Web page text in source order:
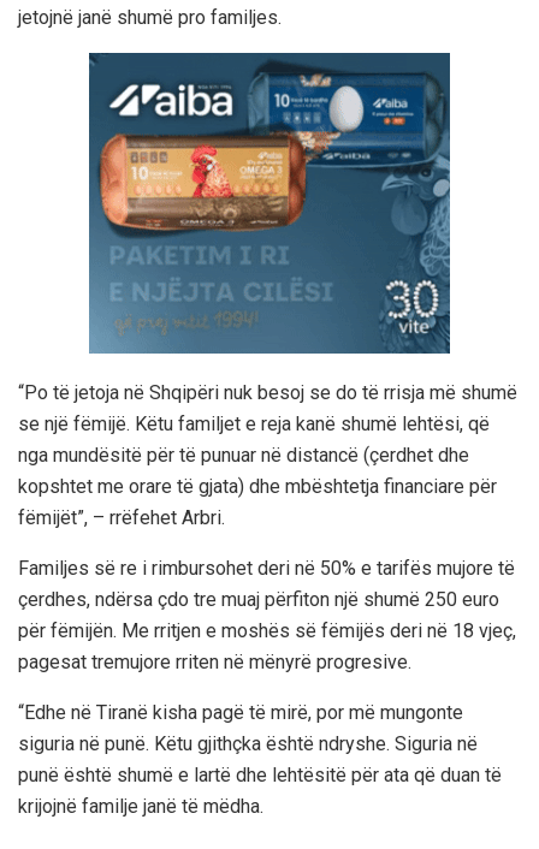
jetojnë janë shumë pro familjes.
“Po të jetoja në Shqipëri nuk besoj se do të rrisja më shumë
se një fëmijë. Këtu familjet e reja kanë shumë lehtësi, që
nga mundësitë për të punuar në distancë (çerdhet dhe
kopshtet me orare të gjata) dhe mbështetja financiare për
fëmijët”, – rrëfehet Arbri.
Familjes së re i rimbursohet deri në 50% e tarifës mujore të
çerdhes, ndërsa çdo tre muaj përfiton një shumë 250 euro
për fëmijën. Me rritjen e moshës së fëmijës deri në 18 vjeç,
pagesat tremujore rriten në mënyrë progresive.
“Edhe në Tiranë kisha pagë të mirë, por më mungonte
siguria në punë. Këtu gjithçka është ndryshe. Siguria në
punë është shumë e lartë dhe lehtësitë për ata që duan të
krijojnë familje janë të mëdha.